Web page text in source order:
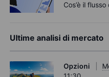
Cos’è il
Ultime analisi di mercato
Opzioni